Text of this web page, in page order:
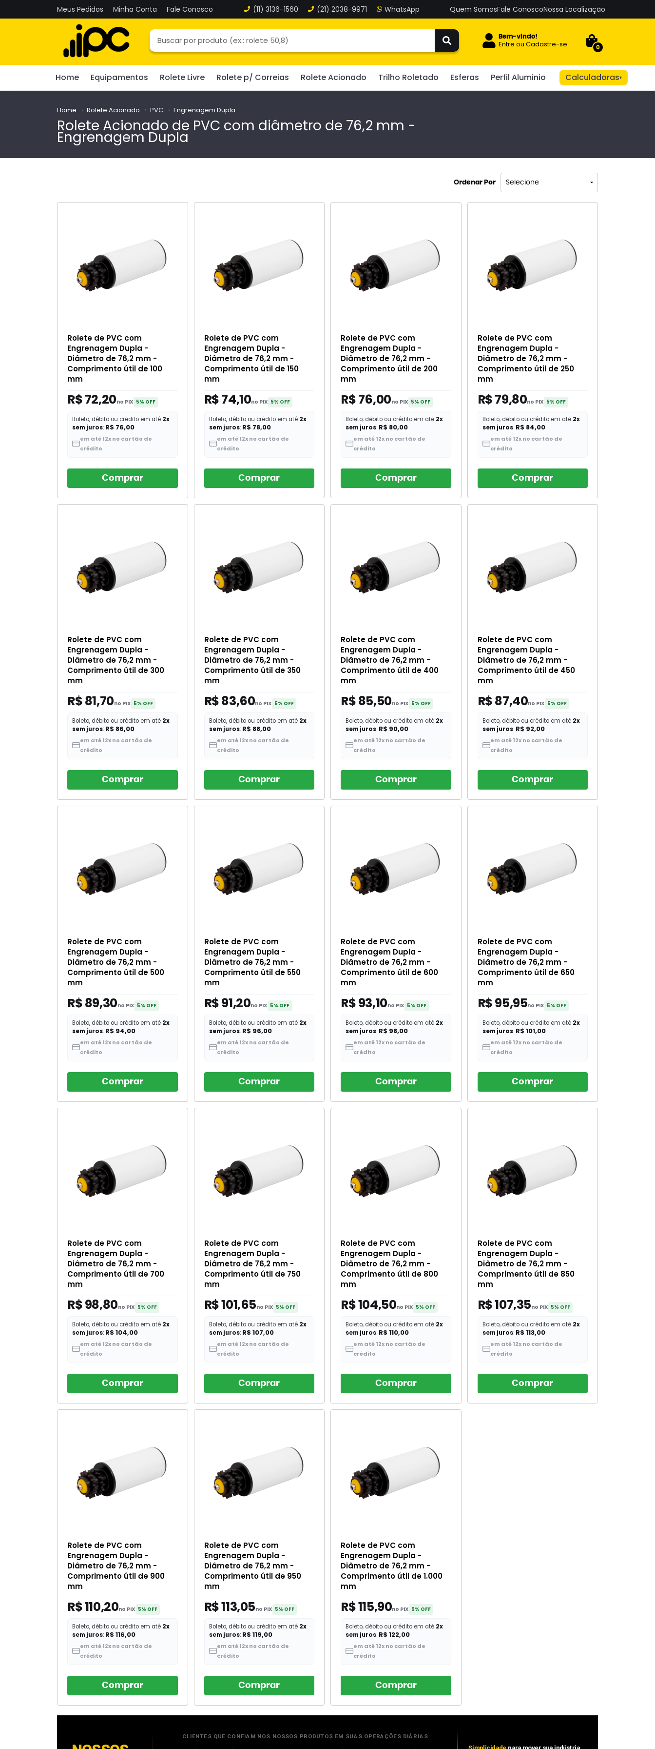
Meus Pedidos Minha Conta Fale Conosco (11) 3136-1560 (21) 2038-9971 Quem SomosFale ConoscoNossa Localização
Bem-vindo!
Entre ouCadastre-se 0
Home Equipamentos Rolete Livre Rolete p/ Correias Rolete Acionado Trilho Roletado Esferas Perfil Aluminio Calculadoras▾
Home Rolete Acionado PVC Engrenagem Dupla
Rolete Acionado de PVC com diâmetro de 76,2 mm -
Engrenagem Dupla
Ordenar Por Selecione
Rolete de PVC com
Engrenagem Dupla -
Diâmetro de 76,2 mm -
Comprimento útil de 100
mm
R$ 72,20no PIX 5% OFF
Boleto, débito ou crédito em até 2x
sem juros: R$ 76,00
em até 12x no cartão de
crédito
Comprar
Rolete de PVC com
Engrenagem Dupla -
Diâmetro de 76,2 mm -
Comprimento útil de 150
mm
R$ 74,10no PIX 5% OFF
Boleto, débito ou crédito em até 2x
sem juros: R$ 78,00
em até 12x no cartão de
crédito
Comprar
Rolete de PVC com
Engrenagem Dupla -
Diâmetro de 76,2 mm -
Comprimento útil de 200
mm
R$ 76,00no PIX 5% OFF
Boleto, débito ou crédito em até 2x
sem juros: R$ 80,00
em até 12x no cartão de
crédito
Comprar
Rolete de PVC com
Engrenagem Dupla -
Diâmetro de 76,2 mm -
Comprimento útil de 250
mm
R$ 79,80no PIX 5% OFF
Boleto, débito ou crédito em até 2x
sem juros: R$ 84,00
em até 12x no cartão de
crédito
Comprar
Rolete de PVC com
Engrenagem Dupla -
Diâmetro de 76,2 mm -
Comprimento útil de 300
mm
R$ 81,70no PIX 5% OFF
Boleto, débito ou crédito em até 2x
sem juros: R$ 86,00
em até 12x no cartão de
crédito
Comprar
Rolete de PVC com
Engrenagem Dupla -
Diâmetro de 76,2 mm -
Comprimento útil de 350
mm
R$ 83,60no PIX 5% OFF
Boleto, débito ou crédito em até 2x
sem juros: R$ 88,00
em até 12x no cartão de
crédito
Comprar
Rolete de PVC com
Engrenagem Dupla -
Diâmetro de 76,2 mm -
Comprimento útil de 400
mm
R$ 85,50no PIX 5% OFF
Boleto, débito ou crédito em até 2x
sem juros: R$ 90,00
em até 12x no cartão de
crédito
Comprar
Rolete de PVC com
Engrenagem Dupla -
Diâmetro de 76,2 mm -
Comprimento útil de 450
mm
R$ 87,40no PIX 5% OFF
Boleto, débito ou crédito em até 2x
sem juros: R$ 92,00
em até 12x no cartão de
crédito
Comprar
Rolete de PVC com
Engrenagem Dupla -
Diâmetro de 76,2 mm -
Comprimento útil de 500
mm
R$ 89,30no PIX 5% OFF
Boleto, débito ou crédito em até 2x
sem juros: R$ 94,00
em até 12x no cartão de
crédito
Comprar
Rolete de PVC com
Engrenagem Dupla -
Diâmetro de 76,2 mm -
Comprimento útil de 550
mm
R$ 91,20no PIX 5% OFF
Boleto, débito ou crédito em até 2x
sem juros: R$ 96,00
em até 12x no cartão de
crédito
Comprar
Rolete de PVC com
Engrenagem Dupla -
Diâmetro de 76,2 mm -
Comprimento útil de 600
mm
R$ 93,10no PIX 5% OFF
Boleto, débito ou crédito em até 2x
sem juros: R$ 98,00
em até 12x no cartão de
crédito
Comprar
Rolete de PVC com
Engrenagem Dupla -
Diâmetro de 76,2 mm -
Comprimento útil de 650
mm
R$ 95,95no PIX 5% OFF
Boleto, débito ou crédito em até 2x
sem juros: R$ 101,00
em até 12x no cartão de
crédito
Comprar
Rolete de PVC com
Engrenagem Dupla -
Diâmetro de 76,2 mm -
Comprimento útil de 700
mm
R$ 98,80no PIX 5% OFF
Boleto, débito ou crédito em até 2x
sem juros: R$ 104,00
em até 12x no cartão de
crédito
Comprar
Rolete de PVC com
Engrenagem Dupla -
Diâmetro de 76,2 mm -
Comprimento útil de 750
mm
R$ 101,65no PIX 5% OFF
Boleto, débito ou crédito em até 2x
sem juros: R$ 107,00
em até 12x no cartão de
crédito
Comprar
Rolete de PVC com
Engrenagem Dupla -
Diâmetro de 76,2 mm -
Comprimento útil de 800
mm
R$ 104,50no PIX 5% OFF
Boleto, débito ou crédito em até 2x
sem juros: R$ 110,00
em até 12x no cartão de
crédito
Comprar
Rolete de PVC com
Engrenagem Dupla -
Diâmetro de 76,2 mm -
Comprimento útil de 850
mm
R$ 107,35no PIX 5% OFF
Boleto, débito ou crédito em até 2x
sem juros: R$ 113,00
em até 12x no cartão de
crédito
Comprar
Rolete de PVC com
Engrenagem Dupla -
Diâmetro de 76,2 mm -
Comprimento útil de 900
mm
R$ 110,20no PIX 5% OFF
Boleto, débito ou crédito em até 2x
sem juros: R$ 116,00
em até 12x no cartão de
crédito
Comprar
Rolete de PVC com
Engrenagem Dupla -
Diâmetro de 76,2 mm -
Comprimento útil de 950
mm
R$ 113,05no PIX 5% OFF
Boleto, débito ou crédito em até 2x
sem juros: R$ 119,00
em até 12x no cartão de
crédito
Comprar
Rolete de PVC com
Engrenagem Dupla -
Diâmetro de 76,2 mm -
Comprimento útil de 1.000
mm
R$ 115,90no PIX 5% OFF
Boleto, débito ou crédito em até 2x
sem juros: R$ 122,00
em até 12x no cartão de
crédito
Comprar